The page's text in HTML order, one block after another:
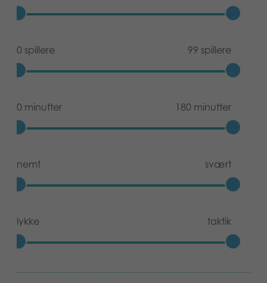
0 spillere 99 spillere
0 minutter 180 minutter
nemt svært
lykke taktik